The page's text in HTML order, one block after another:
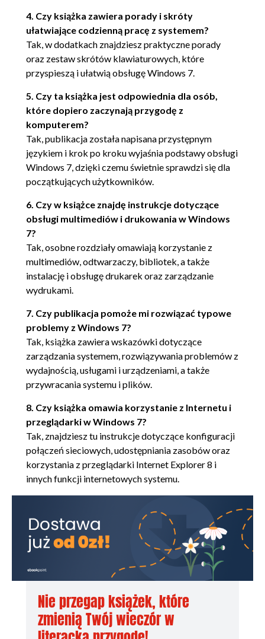
Funkcja Aero Shake (66)
Dostosowywanie menu Start (67)
Modyfikacja menu Start za pomocą opcji
Zmiana funkcji niektórych elementów menu Start
(72)
Dodawanie i usuwanie niektórych elementów
menu Start (73)
Dostosowywanie pulpitu - jednolite tło (75)
Windows 7 (78)
Zdjęcie jako tło pulpitu (80)
Dostosowywanie kompozycji (84)
Porządkowanie pulpitu (85)
Gadżety Windows 7 (86)
Kosz (87)
Wybór wygaszacza ekranu (88)
Właściwości paska zadań (92)
Blokowanie i odblokowywanie paska zadań (94)
Dostosowywanie rozmiarów paska zadań (95)
Dodawanie innych pasków narzędzi do paska zadań
Tworzenie własnych pasków narzędzi (100)
Dodawanie skrótów do własnego paska narzędzi
(101)
4. Czy książka zawiera porady i skróty
ułatwiające codzienną pracę z systemem?
Tak, w dodatkach znajdziesz praktyczne porady
oraz zestaw skrótów klawiaturowych, które
przyspieszą i ułatwią obsługę Windows 7.
5. Czy ta książka jest odpowiednia dla osób,
które dopiero zaczynają przygodę z
komputerem?
Tak, publikacja została napisana przystępnym
językiem i krok po kroku wyjaśnia podstawy obsługi
Windows 7, dzięki czemu świetnie sprawdzi się dla
początkujących użytkowników.
6. Czy w książce znajdę instrukcje dotyczące
obsługi multimediów i drukowania w Windows
7?
Tak, osobne rozdziały omawiają korzystanie z
multimediów, odtwarzaczy, bibliotek, a także
instalację i obsługę drukarek oraz zarządzanie
wydrukami.
7. Czy publikacja pomoże mi rozwiązać typowe
problemy z Windows 7?
Tak, książka zawiera wskazówki dotyczące
zarządzania systemem, rozwiązywania problemów z
wydajnością, usługami i urządzeniami, a także
przywracania systemu i plików.
8. Czy książka omawia korzystanie z Internetu i
przeglądarki w Windows 7?
Tak, znajdziesz tu instrukcje dotyczące konfiguracji
połączeń sieciowych, udostępniania zasobów oraz
korzystania z przeglądarki Internet Explorer 8 i
innych funkcji internetowych systemu.
Nie przegap książek, które
zmienią Twój wieczór w